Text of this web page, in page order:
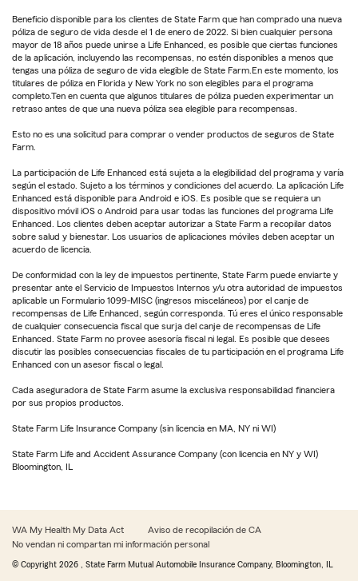
Beneficio disponible para los clientes de State Farm que han comprado una nueva
póliza de seguro de vida desde el 1 de enero de 2022. Si bien cualquier persona
mayor de 18 años puede unirse a Life Enhanced, es posible que ciertas funciones
de la aplicación, incluyendo las recompensas, no estén disponibles a menos que
tengas una póliza de seguro de vida elegible de State Farm.En este momento, los
titulares de póliza en Florida y New York no son elegibles para el programa
completo.Ten en cuenta que algunos titulares de póliza pueden experimentar un
retraso antes de que una nueva póliza sea elegible para recompensas.
Esto no es una solicitud para comprar o vender productos de seguros de State
Farm.
La participación de Life Enhanced está sujeta a la elegibilidad del programa y varía
según el estado. Sujeto a los términos y condiciones del acuerdo. La aplicación Life
Enhanced está disponible para Android e iOS. Es posible que se requiera un
dispositivo móvil iOS o Android para usar todas las funciones del programa Life
Enhanced. Los clientes deben aceptar autorizar a State Farm a recopilar datos
sobre salud y bienestar. Los usuarios de aplicaciones móviles deben aceptar un
acuerdo de licencia.
De conformidad con la ley de impuestos pertinente, State Farm puede enviarte y
presentar ante el Servicio de Impuestos Internos y/u otra autoridad de impuestos
aplicable un Formulario 1099-MISC (ingresos misceláneos) por el canje de
recompensas de Life Enhanced, según corresponda. Tú eres el único responsable
de cualquier consecuencia fiscal que surja del canje de recompensas de Life
Enhanced. State Farm no provee asesoría fiscal ni legal. Es posible que desees
discutir las posibles consecuencias fiscales de tu participación en el programa Life
Enhanced con un asesor fiscal o legal.
Cada aseguradora de State Farm asume la exclusiva responsabilidad financiera
por sus propios productos.
State Farm Life Insurance Company (sin licencia en MA, NY ni WI)
State Farm Life and Accident Assurance Company (con licencia en NY y WI)
Bloomington, IL
WA My Health My Data Act
Aviso de recopilación de CA
No vendan ni compartan mi información personal
© Copyright 2026 , State Farm Mutual Automobile Insurance Company, Bloomington, IL